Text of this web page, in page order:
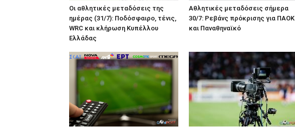
Οι αθλητικές μεταδόσεις της
ημέρας (31/7): Ποδόσφαιρο, τένις,
WRC και κλήρωση Κυπέλλου
Ελλάδας
Αθλητικές μεταδόσεις σήμερα
30/7: Ρεβάνς πρόκρισης για ΠΑΟΚ
και Παναθηναϊκό